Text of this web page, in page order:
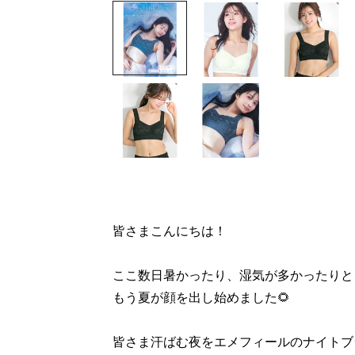
皆さまこんにちは！
ここ数日暑かったり、湿気が多かったりと
もう夏が顔を出し始めました🌻
皆さま汗ばむ夜をエメフィールのナイト